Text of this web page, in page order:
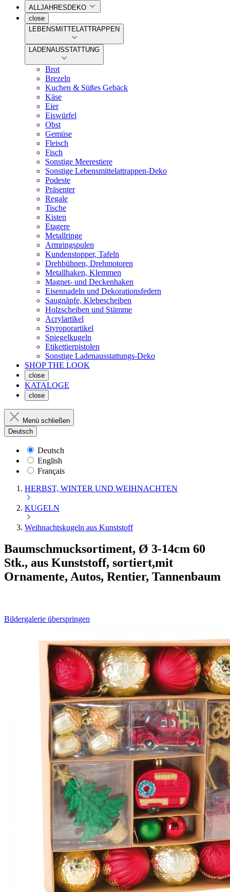
ALLJAHRESDEKO
close
LEBENSMITTELATTRAPPEN
LADENAUSSTATTUNG
Brot
Brezeln
Kuchen & Süßes Gebäck
Käse
Eier
Eiswürfel
Obst
Gemüse
Fleisch
Fisch
Sonstige Meerestiere
Sonstige Lebensmittelattrappen-Deko
Podeste
Präsenter
Regale
Tische
Kisten
Etagere
Metallringe
Armringspulen
Kundenstopper, Tafeln
Drehbühnen, Drehmotoren
Metallhaken, Klemmen
Magnet- und Deckenhaken
Eisennadeln und Dekorationsfedern
Saugnäpfe, Klebescheiben
Holzscheiben und Stämme
Acrylartikel
Styroporartikel
Spiegelkugeln
Etikettierpistolen
Sonstige Ladenausstattungs-Deko
SHOP THE LOOK
close
KATALOGE
close
Menü schließen
Deutsch
Deutsch
English
Français
HERBST, WINTER UND WEIHNACHTEN
KUGELN
Weihnachtskugeln aus Kunststoff
Baumschmucksortiment, Ø 3-14cm 60
Stk., aus Kunststoff, sortiert,mit
Ornamente, Autos, Rentier, Tannenbaum
Bildergalerie überspringen